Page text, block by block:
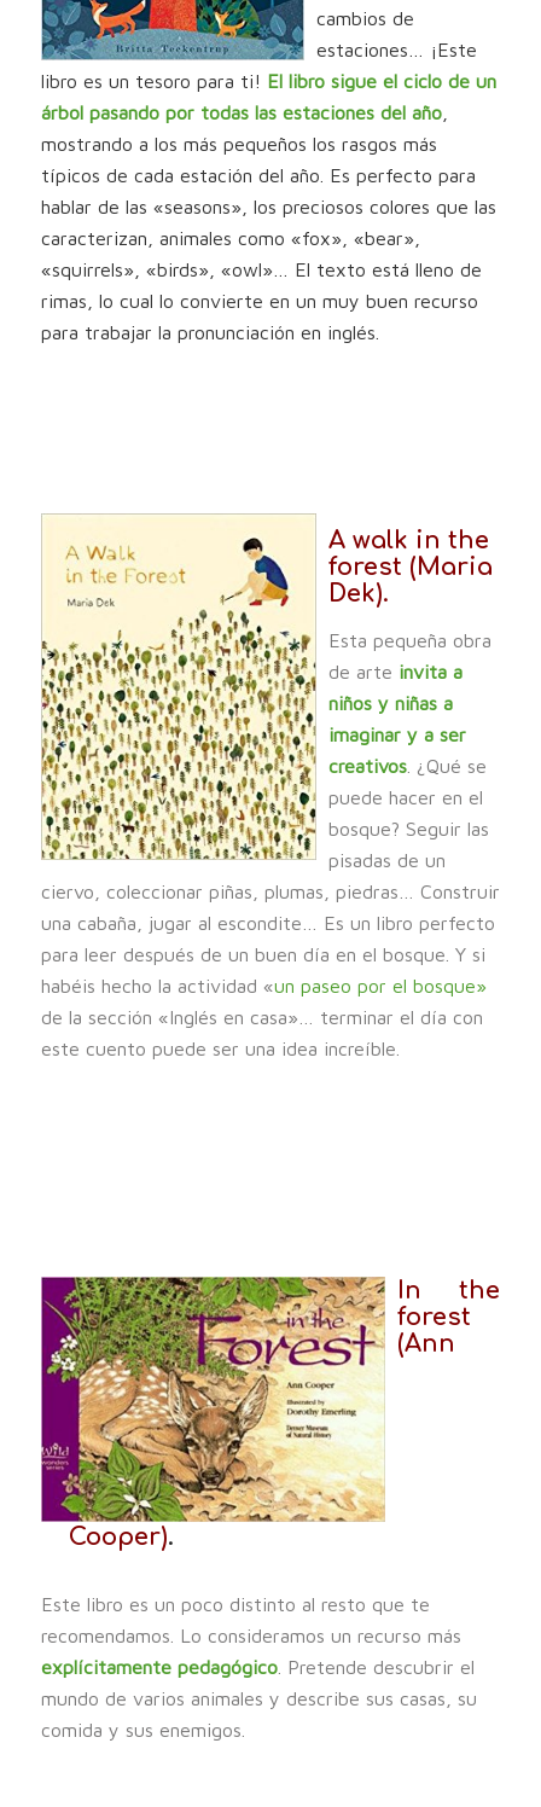
cambios de
estaciones… ¡Este
libro es un tesoro para ti! El libro sigue el ciclo de un
árbol pasando por todas las estaciones del año,
mostrando a los más pequeños los rasgos más
típicos de cada estación del año. Es perfecto para
hablar de las «seasons», los preciosos colores que las
caracterizan, animales como «fox», «bear»,
«squirrels», «birds», «owl»… El texto está lleno de
rimas, lo cual lo convierte en un muy buen recurso
para trabajar la pronunciación en inglés.
A walk in the
forest (Maria
Dek).
Esta pequeña obra
de arte invita a
niños y niñas a
imaginar y a ser
creativos. ¿Qué se
puede hacer en el
bosque? Seguir las
pisadas de un
ciervo, coleccionar piñas, plumas, piedras… Construir
una cabaña, jugar al escondite… Es un libro perfecto
para leer después de un buen día en el bosque. Y si
habéis hecho la actividad «un paseo por el bosque»
de la sección «Inglés en casa»… terminar el día con
este cuento puede ser una idea increíble.
In the
forest
(Ann
Cooper).
Este libro es un poco distinto al resto que te
recomendamos. Lo consideramos un recurso más
explícitamente pedagógico. Pretende descubrir el
mundo de varios animales y describe sus casas, su
comida y sus enemigos.